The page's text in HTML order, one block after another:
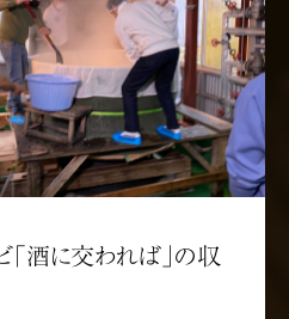
酒に交われば」の収